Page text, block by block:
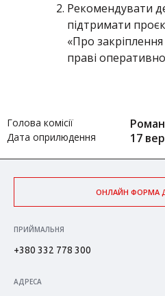
Рекомендувати
підтримати
«Про
праві
Голова комісії
Дата оприлюдення 17
ОНЛАЙН ФОРМА
ПРИЙМАЛЬНЯ
+380 332 778 300
АДРЕСА